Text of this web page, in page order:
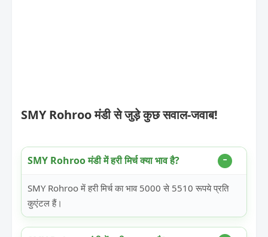
SMY Rohroo मंडी से जुड़े कुछ सवाल-जवाब!
SMY Rohroo मंडी में हरी मिर्च क्या भाव है?
SMY Rohroo में हरी मिर्च का भाव 5000 से 5510 रूपये प्रति
कुएंटल हैं।